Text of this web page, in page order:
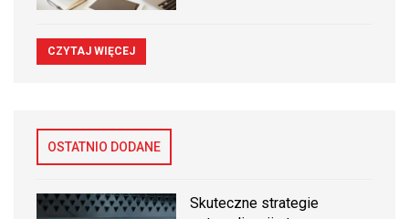
CZYTAJ WIĘCEJ
OSTATNIO DODANE
Skuteczne strategie